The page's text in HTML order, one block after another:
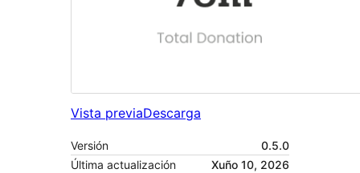
Vista previaDescarga
Versión
0.5.0
Última actualización
Xuño 10, 2026